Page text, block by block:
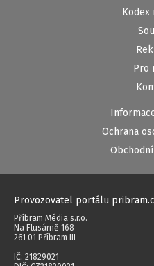
Kodex
Pro
Ochrana
Provozovatel portálu
Příbram Média s.r.o.
Na Flusárně 168
261 01 Příbram III
IČ: 21829021